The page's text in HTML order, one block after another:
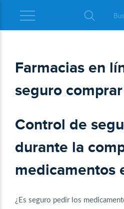
Farmacias en
seguro
Control de
durante la
medicamentos
¿Es seguro pedir los